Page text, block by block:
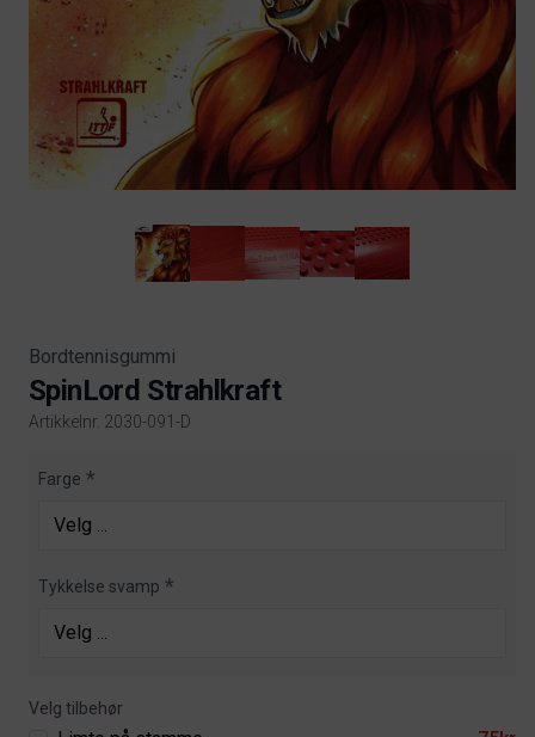
Bordtennisgummi
SpinLord Strahlkraft
Artikkelnr. 2030-091-D
Product information
Farge
Tykkelse svamp
Velg tilbehør